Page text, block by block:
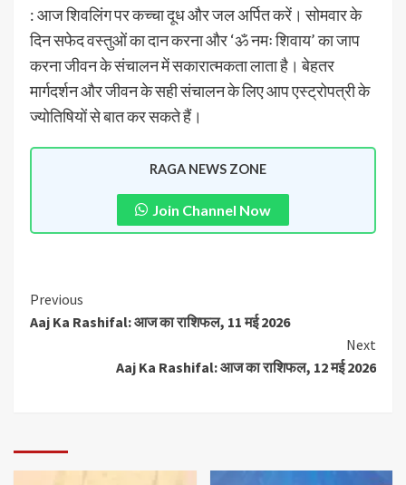
: आज शिवलिंग पर कच्चा दूध और जल अर्पित करें। सोमवार के
दिन सफेद वस्तुओं का दान करना और ‘ॐ नमः शिवाय’ का जाप
करना जीवन के संचालन में सकारात्मकता लाता है। बेहतर
मार्गदर्शन और जीवन के सही संचालन के लिए आप एस्ट्रोपत्री के
ज्योतिषियों से बात कर सकते हैं।
RAGA NEWS ZONE
Join Channel Now
Previous
Aaj Ka Rashifal: आज का राशिफल, 11 मई 2026
Next
Aaj Ka Rashifal: आज का राशिफल, 12 मई 2026